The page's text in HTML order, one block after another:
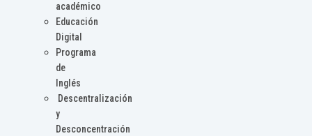
académico
Educación
Digital
Programa
de
Inglés
Descentralización
y
Desconcentración